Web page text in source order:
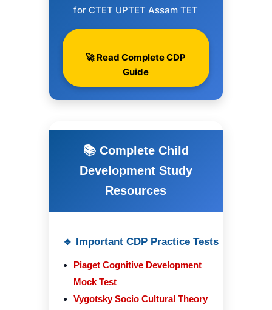
for CTET UPTET Assam TET
🚀 Read Complete CDP
Guide
📚 Complete Child
Development Study
Resources
🔹 Important CDP Practice Tests
Piaget Cognitive Development
Mock Test
Vygotsky Socio Cultural Theory